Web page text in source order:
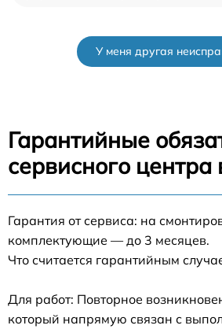
У меня другая
Гарантийные
сервисного центра
Гарантия от сервиса: на
комплектующие — до 3 месяцев.
Что считается гарантийным
Для работ: Повторное
который напрямую связан с